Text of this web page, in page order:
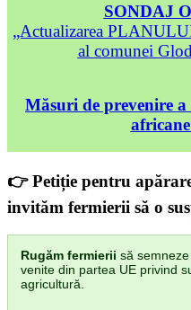
SONDAJ
„Actualizarea
al comunei
Măsuri de prevenire
👉 Petiție pentru
invităm fermierii să o
Rugăm fermierii să
venite din partea UE privind
agricultură.